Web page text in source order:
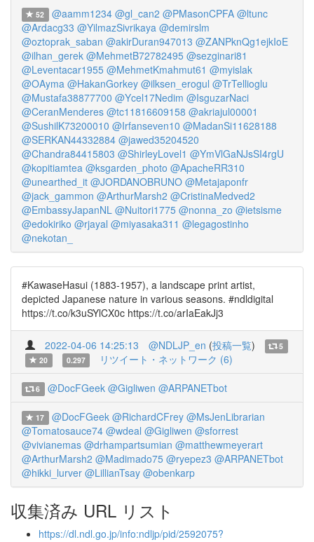
52 @aamm1234 @gl_can2 @PMasonCPFA @ltunc
@Ardacg33 @YilmazSivrikaya @demirslm
@oztoprak_saban @akirDuran947013 @ZANPknQg1ejkIoE
@ilhan_gerek @MehmetB72782495 @sezginari81
@Leventacar1955 @MehmetKmahmut61 @myislak
@OAyma @HakanGorkey @ilksen_erogul @TrTellioglu
@Mustafa38877700 @Ycel17Nedim @IsguzarNaci
@CeranMenderes @tc11816609158 @akriajul00001
@SushilK73200010 @Irfanseven10 @MadanSi11628188
@SERKAN44332884 @jawed35204520
@Chandra84415803 @ShirleyLovel1 @YmVlGaNJsSI4rgU
@kopitiamtea @ksgarden_photo @ApacheRR310
@unearthed_it @JORDANOBRUNO @Metajaponfr
@jack_gammon @ArthurMarsh2 @CristinaMedved2
@EmbassyJapanNL @Nuitori1775 @nonna_zo @ietsisme
@edokiriko @rjayal @miyasaka311 @legagostinho
@nekotan_
#KawaseHasui (1883-1957), a landscape print artist,
depicted Japanese nature in various seasons. #ndldigital
https://t.co/k3uSYlCX0c https://t.co/arIaEakJj3
2022-04-06 14:25:13 @NDLJP_en (投稿一覧)
5
20
0.297 リツイート・ネットワーク (6)
6 @DocFGeek @Gigliwen @ARPANETbot
17 @DocFGeek @RichardCFrey @MsJenLibrarian
@Tomatosauce74 @wdeal @Gigliwen @sforrest
@vivianemas @drhampartsumian @matthewmeyerart
@ArthurMarsh2 @Madimado75 @ryepez3 @ARPANETbot
@hikki_lurver @LillianTsay @obenkarp
収集済み URL リスト
https://dl.ndl.go.jp/info:ndljp/pid/2592075?